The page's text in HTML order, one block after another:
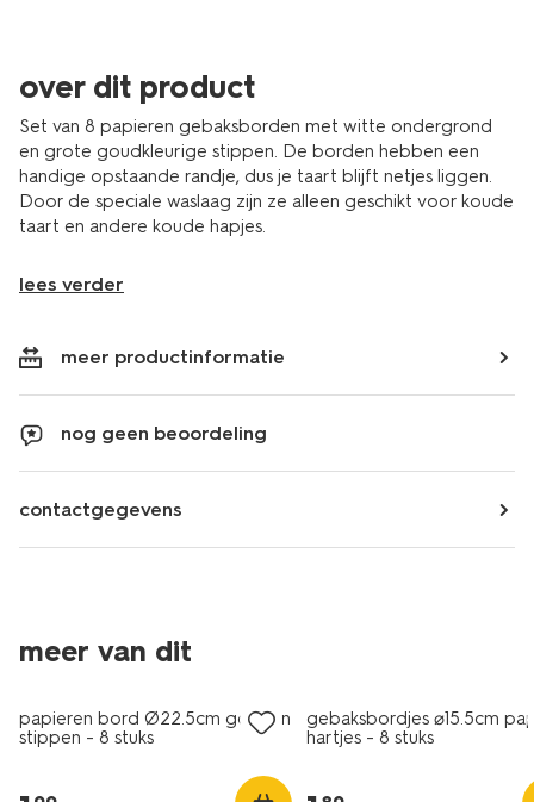
over dit product
Set van 8 papieren gebaksborden met witte ondergrond
en grote goudkleurige stippen. De borden hebben een
handige opstaande randje, dus je taart blijft netjes liggen.
Door de speciale waslaag zijn ze alleen geschikt voor koude
taart en andere koude hapjes.
lees verder
meer productinformatie
nog geen beoordeling
contactgegevens
meer van dit
papieren bord Ø22.5cm gouden
stippen - 8 stuks
gebaksbordjes ⌀15.5cm
hartjes - 8 stuks